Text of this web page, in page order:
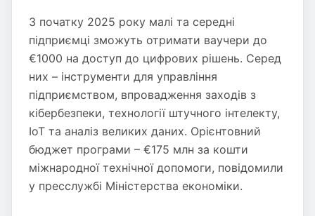
З початку 2025 року малі та середні
підприємці зможуть отримати ваучери до
€1000 на доступ до цифрових рішень. Серед
них – інструменти для управління
підприємством, впровадження заходів з
кібербезпеки, технології штучного інтелекту,
IoT та аналіз великих даних. Орієнтовний
бюджет програми – €175 млн за кошти
міжнародної технічної допомоги, повідомили
у пресслужбі Міністерства економіки.